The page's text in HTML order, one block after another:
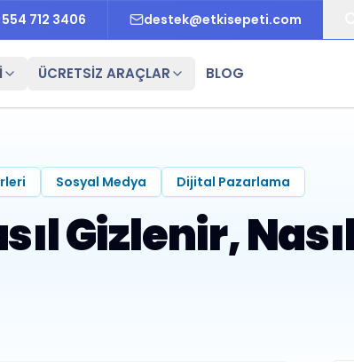
712 3406 destek@etkisepeti.com
ÜCRETSİZ ARAÇLAR BLOG
Sosyal Medya Dijital Pazarlama
Gizlenir,